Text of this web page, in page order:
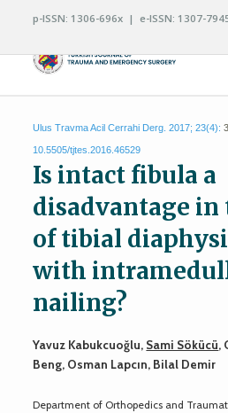
p-ISSN: 1306-696x | e-ISSN: 1307-
Ulus Travma Acil Cerrahi Derg. 2017; 23(4):
10.5505/tjtes.2016.46529
Is intact fibula a
disadvantage
of tibial
with
nailing?
Yavuz Kabukcuoğlu, Sami Sökücü,
Beng, Osman Lapcın, Bilal Demir
Department of Orthopedics and